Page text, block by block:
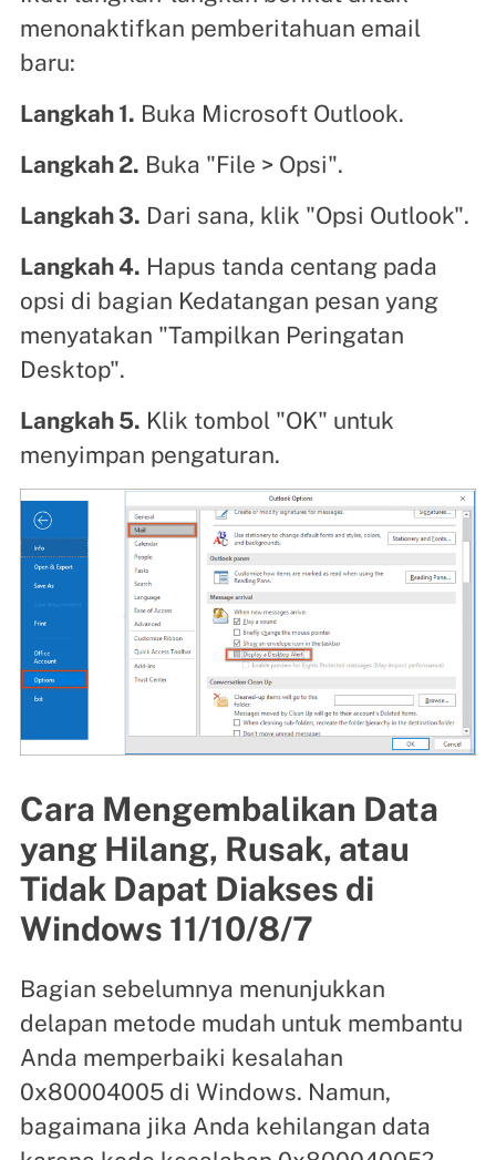
menonaktifkan pemberitahuan email
baru:
Langkah 1. Buka Microsoft Outlook.
Langkah 2. Buka "File > Opsi".
Langkah 3. Dari sana, klik "Opsi Outlook".
Langkah 4. Hapus tanda centang pada
opsi di bagian Kedatangan pesan yang
menyatakan "Tampilkan Peringatan
Desktop".
Langkah 5. Klik tombol "OK" untuk
menyimpan pengaturan.
Cara Mengembalikan Data
yang Hilang, Rusak, atau
Tidak Dapat Diakses di
Windows 11/10/8/7
Bagian sebelumnya menunjukkan
delapan metode mudah untuk membantu
Anda memperbaiki kesalahan
0x80004005 di Windows. Namun,
bagaimana jika Anda kehilangan data